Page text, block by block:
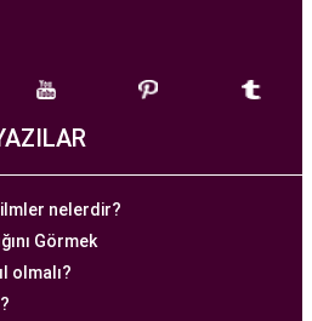
sunmayı amaçlar.
Burada görev
çiftlere kişiselleştirilmiş
her çiftin özel durumunu
kullanılan teknoloji
daha etkili ve
hasta odaklı hizmet
nelerdir?
Görmek
olmalı?